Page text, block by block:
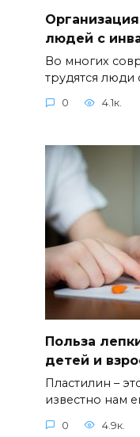
людей с
Во многих
трудятся люди
0 4.1к.
Польза
детей и
Пластилин –
известно нам
0 4.9к.